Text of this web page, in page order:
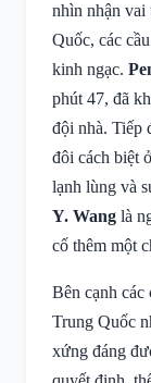
nhìn nhận vai
Quốc, các
kinh ngạc.
phút 47, đã
đội nhà. Tiếp
đôi cách biệt
lạnh lùng và
Y. Wang là
cố thêm một
Bên cạnh các
Trung Quốc
xứng đáng